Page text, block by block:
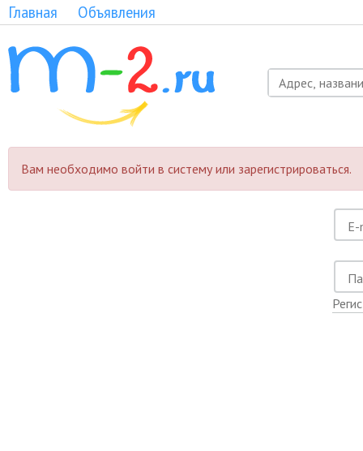
Главная Объявления
Вам необходимо войти в систему или зарегистрироваться.